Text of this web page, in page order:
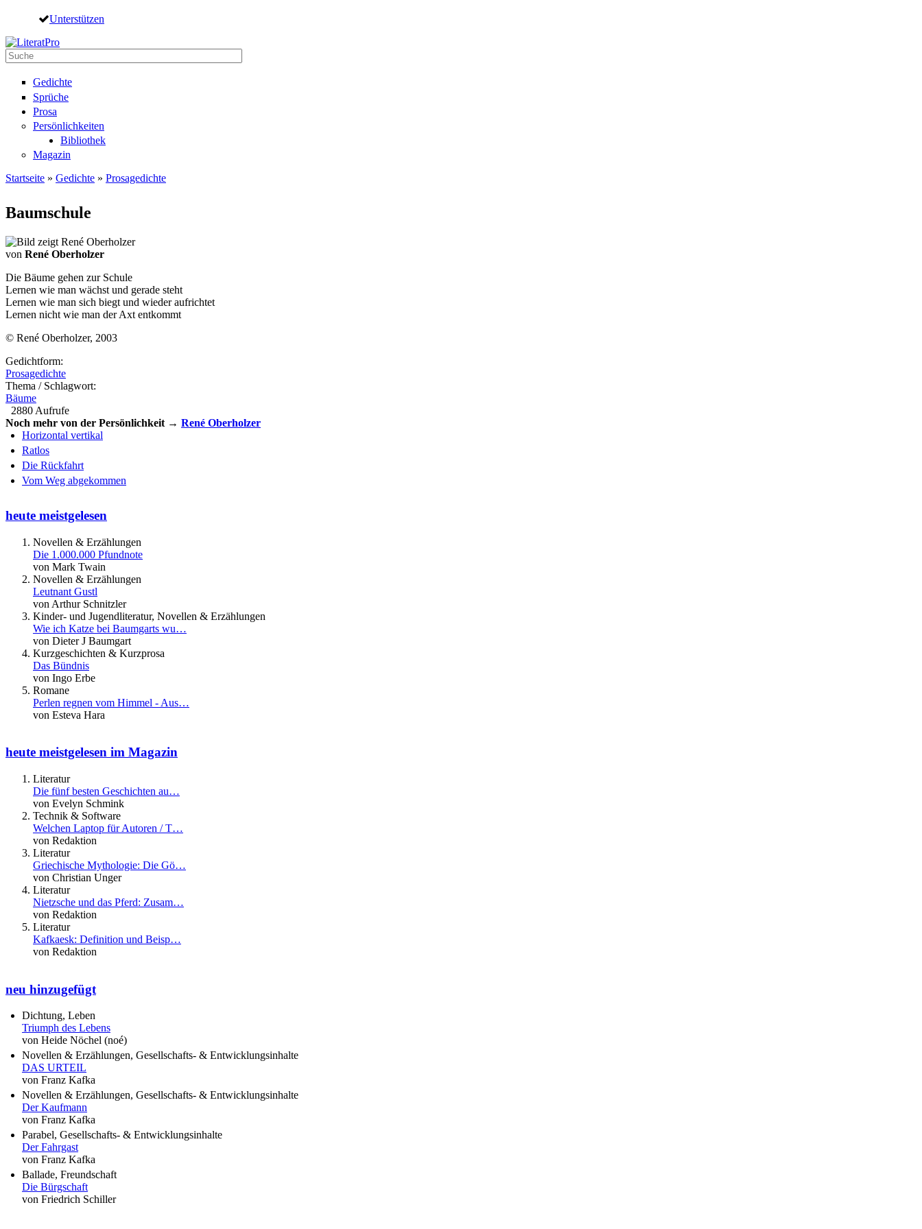
Direkt zum Inhalt
Unterstützen
Suche
Gedichte
Sprüche
Prosa
Persönlichkeiten
Bibliothek
Magazin
Startseite » Gedichte » Prosagedichte
Baumschule
von René Oberholzer
Die Bäume gehen zur Schule
Lernen wie man wächst und gerade steht
Lernen wie man sich biegt und wieder aufrichtet
Lernen nicht wie man der Axt entkommt
© René Oberholzer, 2003
Gedichtform:
Prosagedichte
Thema / Schlagwort:
Bäume
2880 Aufrufe
Noch mehr von der Persönlichkeit → René Oberholzer
Horizontal vertikal
Ratlos
Die Rückfahrt
Vom Weg abgekommen
heute meistgelesen
Novellen & Erzählungen
Die 1.000.000 Pfundnote
von Mark Twain
Novellen & Erzählungen
Leutnant Gustl
von Arthur Schnitzler
Kinder- und Jugendliteratur, Novellen & Erzählungen
Wie ich Katze bei Baumgarts wu…
von Dieter J Baumgart
Kurzgeschichten & Kurzprosa
Das Bündnis
von Ingo Erbe
Romane
Perlen regnen vom Himmel - Aus…
von Esteva Hara
heute meistgelesen im Magazin
Literatur
Die fünf besten Geschichten au…
von Evelyn Schmink
Technik & Software
Welchen Laptop für Autoren / T…
von Redaktion
Literatur
Griechische Mythologie: Die Gö…
von Christian Unger
Literatur
Nietzsche und das Pferd: Zusam…
von Redaktion
Literatur
Kafkaesk: Definition und Beisp…
von Redaktion
neu hinzugefügt
Dichtung, Leben
Triumph des Lebens
von Heide Nöchel (noé)
Novellen & Erzählungen, Gesellschafts- & Entwicklungsinhalte
DAS URTEIL
von Franz Kafka
Novellen & Erzählungen, Gesellschafts- & Entwicklungsinhalte
Der Kaufmann
von Franz Kafka
Parabel, Gesellschafts- & Entwicklungsinhalte
Der Fahrgast
von Franz Kafka
Ballade, Freundschaft
Die Bürgschaft
von Friedrich Schiller